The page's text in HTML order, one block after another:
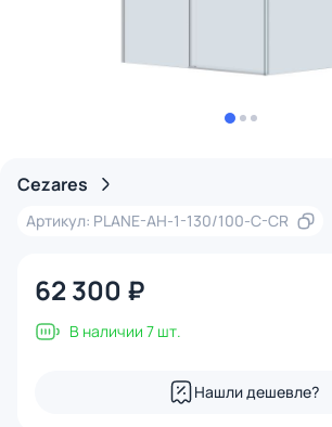
Cezares
Артикул: PLANE-AH-1-130/100-C-CR
62 300 ₽
В наличии 7 шт.
Нашли дешевле?